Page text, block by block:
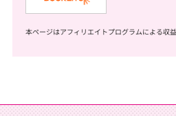
本ページはアフィリエイトプログラムによる収